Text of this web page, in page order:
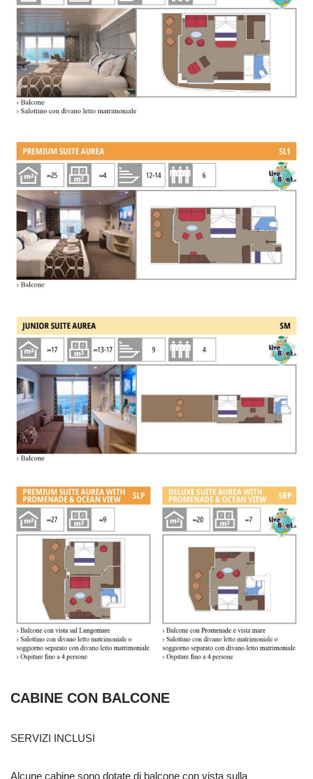
CABINE CON BALCONE
SERVIZI INCLUSI
Alcune cabine sono dotate di balcone con vista sulla